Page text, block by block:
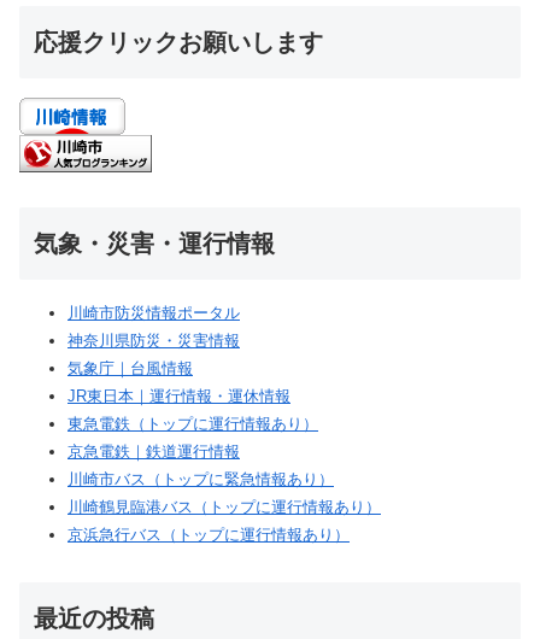
応援クリックお願いします
気象・災害・運行情報
川崎市防災情報ポータル
神奈川県防災・災害情報
気象庁｜台風情報
JR東日本｜運行情報・運休情報
東急電鉄（トップに運行情報あり）
京急電鉄｜鉄道運行情報
川崎市バス（トップに緊急情報あり）
川崎鶴見臨港バス（トップに運行情報あり）
京浜急行バス（トップに運行情報あり）
最近の投稿